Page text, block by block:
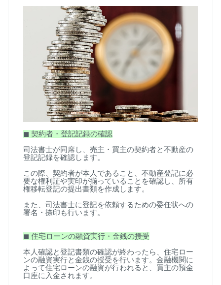
◼ 契約者・登記記録の確認
司法書士が同席し、売主・買主の契約者と不動産の
登記記録を確認します。
この際、契約者が本人であること、不動産登記に必
要な権利証や実印が揃っていることを確認し、所有
権移転登記の提出書類を作成します。
また、司法書士に登記を依頼するための委任状への
署名・捺印も行います。
◼ 住宅ローンの融資実行・金銭の授受
本人確認と登記書類の確認が終わったら、住宅ロー
ンの融資実行と金銭の授受を行います。金融機関に
よって住宅ローンの融資が行われると、買主の預金
口座に入金されます。